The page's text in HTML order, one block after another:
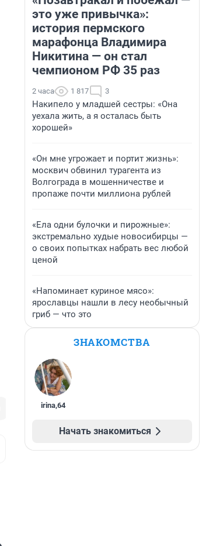
Прямая линия
это уже привычка»:
история пермского
марафонца Владимира
Никитина — он стал
чемпионом РФ 35 раз
2 часа 1 817 3
Накипело у младшей сестры: «Она
уехала жить, а я осталась быть
хорошей»
«Он мне угрожает и портит жизнь»:
москвич обвинил турагента из
Волгограда в мошенничестве и
пропаже почти миллиона рублей
«Ела одни булочки и пирожные»:
экстремально худые новосибирцы —
о своих попытках набрать вес любой
ценой
«Напоминает куриное мясо»:
ярославцы нашли в лесу необычный
гриб — что это
ЗНАКОМСТВА
irina,64
Начать знакомиться